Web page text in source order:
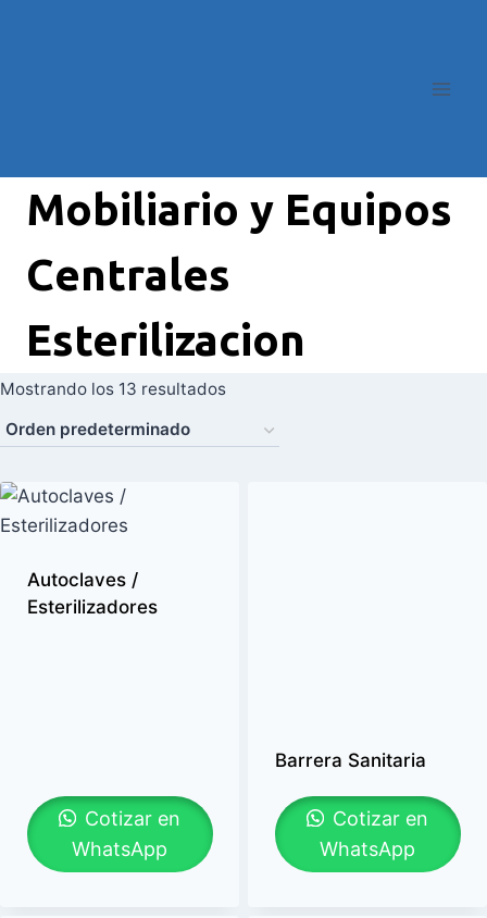
Mobiliario y Equipos
Centrales
Esterilizacion
Mostrando los 13 resultados
Autoclaves /
Esterilizadores
Cotizar en
WhatsApp
Barrera Sanitaria
Cotizar en
WhatsApp